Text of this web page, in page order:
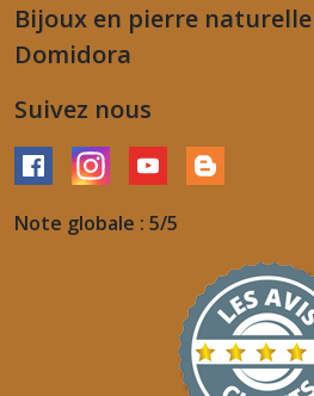
Bijoux en pierre
Domidora
Suivez nous
Note globale : 5/5